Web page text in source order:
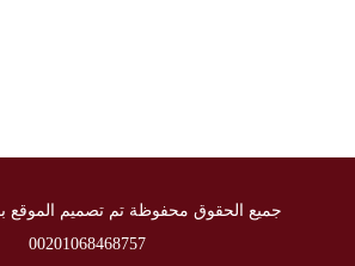
جميع الحقوق محفوظة تم تصميم الموقع
00201068468757